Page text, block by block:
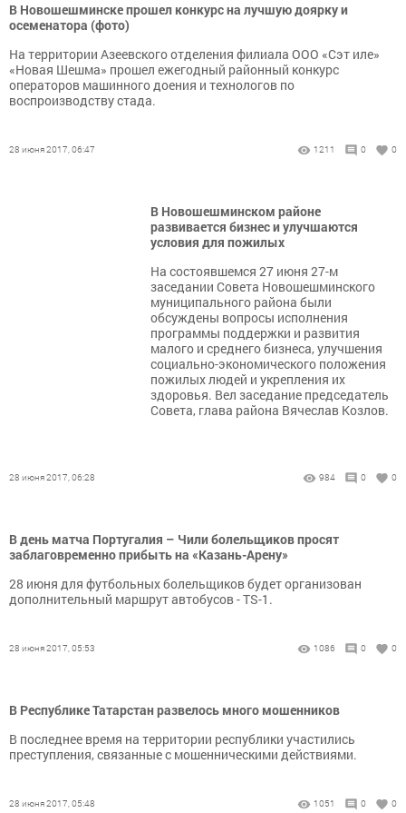
В Новошешминске прошел конкурс на лучшую доярку и
осеменатора (фото)
На территории Азеевского отделения филиала ООО «Сэт иле»
«Новая Шешма» прошел ежегодный районный конкурс
операторов машинного доения и технологов по
воспроизводству стада.
28 июня 2017, 06:47 1211 0 0
В Новошешминском районе
развивается бизнес и улучшаются
условия для пожилых
На состоявшемся 27 июня 27-м
заседании Совета Новошешминского
муниципального района были
обсуждены вопросы исполнения
программы поддержки и развития
малого и среднего бизнеса, улучшения
социально-экономического положения
пожилых людей и укрепления их
здоровья. Вел заседание председатель
Совета, глава района Вячеслав Козлов.
28 июня 2017, 06:28 984 0 0
В день матча Португалия – Чили болельщиков просят
заблаговременно прибыть на «Казань-Арену»
28 июня для футбольных болельщиков будет организован
дополнительный маршрут автобусов - TS-1.
28 июня 2017, 05:53 1086 0 0
В Республике Татарстан развелось много мошенников
В последнее время на территории республики участились
преступления, связанные с мошенническими действиями.
28 июня 2017, 05:48 1051 0 0